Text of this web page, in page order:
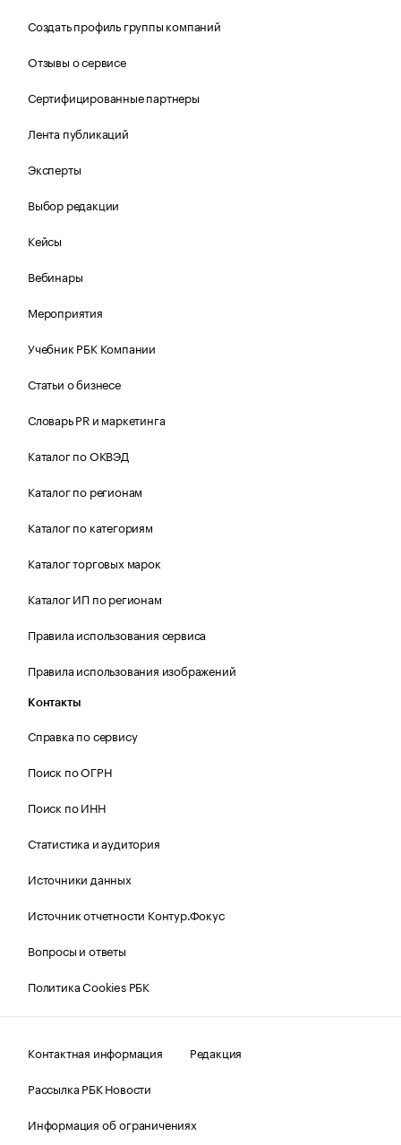
Создать профиль группы компаний
Отзывы о сервисе
Сертифицированные партнеры
Лента публикаций
Эксперты
Выбор редакции
Кейсы
Вебинары
Мероприятия
Учебник РБК Компании
Статьи о бизнесе
Словарь PR и маркетинга
Каталог по ОКВЭД
Каталог по регионам
Каталог по категориям
Каталог торговых марок
Каталог ИП по регионам
Правила использования сервиса
Правила использования изображений
Контакты
Справка по сервису
Поиск по ОГРН
Поиск по ИНН
Статистика и аудитория
Источники данных
Источник отчетности Контур.Фокус
Вопросы и ответы
Политика Cookies РБК
Контактная информация
Редакция
Рассылка РБК Новости
Информация об ограничениях